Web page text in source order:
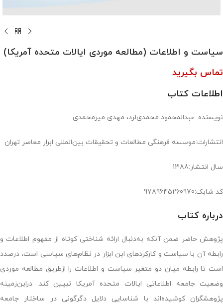
سیاست و اطلاعات (مطالعه موردی ایالات متحده آمریکا)
تماس بگیرید
اطلاعات کتاب
نویسنده: عبدالمحمود محمدی‌لرد، مهدی میرمحمدی
انتشارات:موسسه فرهنگی مطالعات و تحقیقات بین‌المللی ابرار معاصر تهران
سال انتشار:1388
کد شابک:9789645260970
درباره کتاب
پژوهش حاضر ضمن آنکه به‌دنبال ارائه شناختی کوتاه از مفهوم اطلاعات و
رابطه آن با سیاست و کارکردهای این ابزار در نظام‌های سیاسی است، درصدد
است تا رابطه میان دو متغیر سیاست و اطلاعات را ازطریق مطالعه موردی
وضعیت جامعه اطلاعاتی ایالات متحده آمریکا تبیین کند. دراین‌‌زمینه
پژوهشگران کوشیده‌اند با شناسایی دلایل دگرگونی در ساختار جامعه